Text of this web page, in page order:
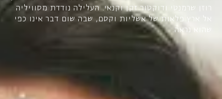
אל ארץ פלאות של אשליות וקסם, שבה שום דבר אינו כפי
שהוא נראה.